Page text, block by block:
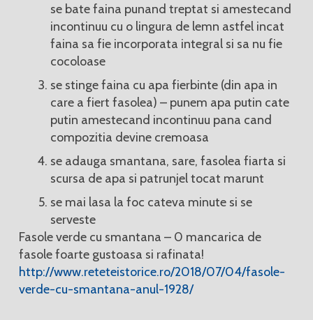
se bate faina punand treptat si amestecand
incontinuu cu o lingura de lemn astfel incat
faina sa fie incorporata integral si sa nu fie
cocoloase
se stinge faina cu apa fierbinte (din apa in
care a fiert fasolea) – punem apa putin cate
putin amestecand incontinuu pana cand
compozitia devine cremoasa
se adauga smantana, sare, fasolea fiarta si
scursa de apa si patrunjel tocat marunt
se mai lasa la foc cateva minute si se
serveste
Fasole verde cu smantana – 0 mancarica de
fasole foarte gustoasa si rafinata!
http://www.reteteistorice.ro/2018/07/04/fasole-
verde-cu-smantana-anul-1928/